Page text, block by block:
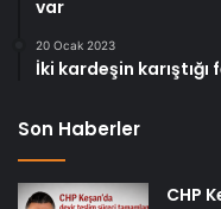
var
20 Ocak 2023
İki kardeşin
Son Haberler
CHP